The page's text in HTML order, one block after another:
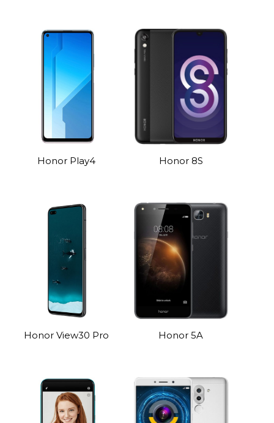
Honor Play4 Honor 8S
Honor View30 Pro Honor 5A